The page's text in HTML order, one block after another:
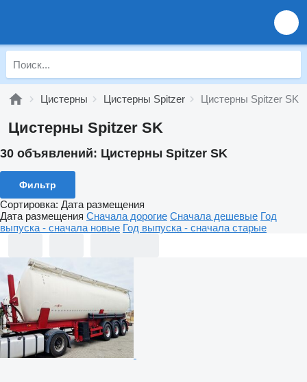
Цистерны Цистерны Spitzer Цистерны Spitzer SK
Цистерны Spitzer SK
30 объявлений: Цистерны Spitzer SK
Фильтр
Сортировка: Дата размещения
Дата размещения Сначала дорогие Сначала дешевые Год
выпуска - сначала новые Год выпуска - сначала старые